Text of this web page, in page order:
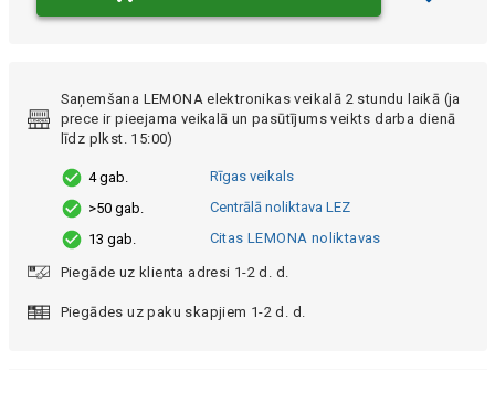
Saņemšana LEMONA elektronikas veikalā 2 stundu laikā (ja
prece ir pieejama veikalā un pasūtījums veikts darba dienā
līdz plkst. 15:00)
4 gab.
Rīgas veikals
>50 gab.
Centrālā noliktava LEZ
13 gab.
Citas LEMONA noliktavas
Piegāde uz klienta adresi 1-2 d. d.
Piegādes uz paku skapjiem 1-2 d. d.